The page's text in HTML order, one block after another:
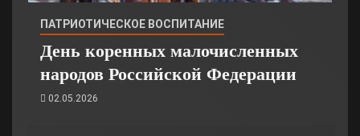
ПАТРИОТИЧЕСКОЕ ВОСПИТАНИЕ
День коренных малочисленных
народов Российской Федерации
02.05.2026